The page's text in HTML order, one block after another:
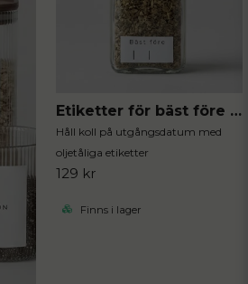
Etiketter för bäst före datum 96st
Håll koll på utgångsdatum med
oljetåliga etiketter
129 kr
Finns i lager